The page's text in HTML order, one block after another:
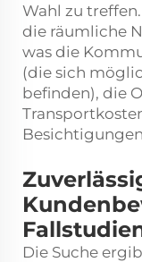
Wahl zu
die räumliche
was die
(die sich
befinden), die
Die Suche